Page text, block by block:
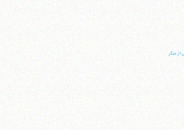
منکر